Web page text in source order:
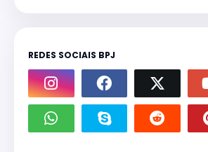
REDES SOCIAIS BPJ